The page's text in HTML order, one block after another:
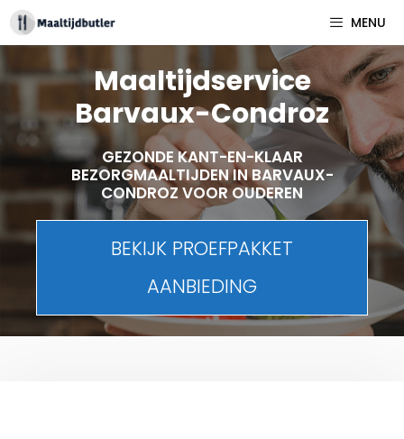
Spring
naar
inhoud
MENU
Maaltijdservice
Barvaux-Condroz
GEZONDE KANT-EN-KLAAR
BEZORGMAALTIJDEN IN BARVAUX-
CONDROZ VOOR OUDEREN
BEKIJK PROEFPAKKET
AANBIEDING